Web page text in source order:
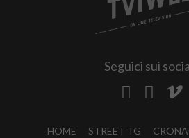
Seguici sui
HOME STREET TG